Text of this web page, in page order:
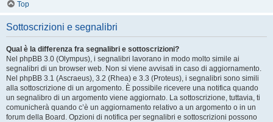
Top
Sottoscrizioni e segnalibri
Qual è la differenza fra segnalibri e sottoscrizioni?
Nel phpBB 3.0 (Olympus), i segnalibri lavorano in modo molto simile ai
segnalibri di un browser web. Non si viene avvisati in caso di aggiornamento.
Nel phpBB 3.1 (Ascraeus), 3.2 (Rhea) e 3.3 (Proteus), i segnalibri sono simili
alla sottoscrizione di un argomento. È possibile ricevere una notifica quando
un segnalibro di un argomento viene aggiornato. La sottoscrizione, tuttavia, ti
comunicherà quando c’è un aggiornamento relativo a un argomento o in un
forum della Board. Opzioni di notifica per segnalibri e sottoscrizioni possono